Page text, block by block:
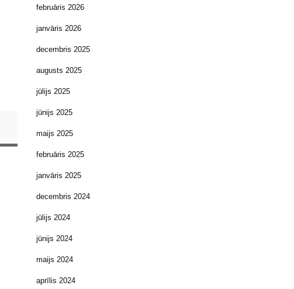
februāris 2026
janvāris 2026
decembris 2025
augusts 2025
jūlijs 2025
jūnijs 2025
maijs 2025
februāris 2025
janvāris 2025
decembris 2024
jūlijs 2024
jūnijs 2024
maijs 2024
aprīlis 2024